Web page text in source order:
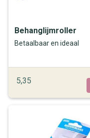
Behanglijmroller
Betaalbaar en ideaal
5,35